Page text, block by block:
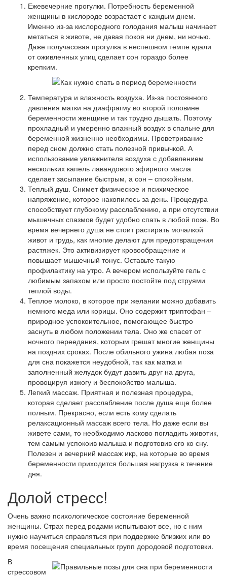
Ежевечерние прогулки. Потребность беременной
женщины в кислороде возрастает с каждым днем.
Именно из-за кислородного голодания малыш начинает
метаться в животе, не давая покоя ни днем, ни ночью.
Даже получасовая прогулка в неспешном темпе вдали
от оживленных улиц сделает сон гораздо более
крепким.
Температура и влажность воздуха. Из-за постоянного
давления матки на диафрагму во второй половине
беременности женщине и так трудно дышать. Поэтому
прохладный и умеренно влажный воздух в спальне для
беременной жизненно необходимы. Проветривание
перед сном должно стать полезной привычкой. А
использование увлажнителя воздуха с добавлением
нескольких капель лавандового эфирного масла
сделает засыпание быстрым, а сон – спокойным.
Теплый душ. Снимет физическое и психическое
напряжение, которое накопилось за день. Процедура
способствует глубокому расслаблению, а при отсутствии
мышечных спазмов будет удобно спать в любой позе. Во
время вечернего душа не стоит растирать мочалкой
живот и грудь, как многие делают для предотвращения
растяжек. Это активизирует кровообращение и
повышает мышечный тонус. Оставьте такую
профилактику на утро. А вечером используйте гель с
любимым запахом или просто постойте под струями
теплой воды.
Теплое молоко, в которое при желании можно добавить
немного меда или корицы. Оно содержит триптофан –
природное успокоительное, помогающее быстро
заснуть в любом положении тела. Оно же спасет от
ночного переедания, которым грешат многие женщины
на поздних сроках. После обильного ужина любая поза
для сна покажется неудобной, так как матка и
заполненный желудок будут давить друг на друга,
провоцируя изжогу и беспокойство малыша.
Легкий массаж. Приятная и полезная процедура,
которая сделает расслабление после душа еще более
полным. Прекрасно, если есть кому сделать
релаксационный массаж всего тела. Но даже если вы
живете сами, то необходимо ласково погладить животик,
тем самым успокоив малыша и подготовив его ко сну.
Полезен и вечерний массаж икр, на которые во время
беременности приходится большая нагрузка в течение
дня.
Долой стресс!
Очень важно психологическое состояние беременной
женщины. Страх перед родами испытывают все, но с ним
нужно научиться справляться при поддержке близких или во
время посещения специальных групп дородовой подготовки.
В
стрессовом